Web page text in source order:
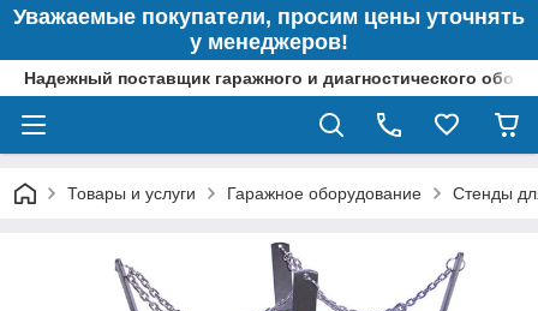
Уважаемые покупатели, просим цены уточнять
у менеджеров!
Надежный поставщик гаражного и диагностического
Товары и услуги Гаражное оборудование Стенды